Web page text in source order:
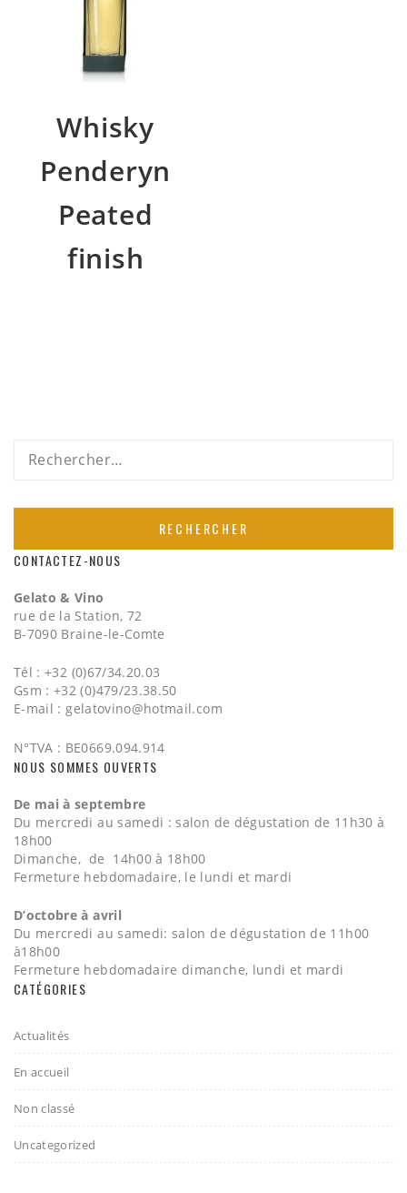
Whisky
Penderyn
Peated
finish
Rechercher :
CONTACTEZ-NOUS
Gelato & Vino
rue de la Station, 72
B-7090 Braine-le-Comte
Tél : +32 (0)67/34.20.03
Gsm : +32 (0)479/23.38.50
E-mail :gelatovino@hotmail.com
N°TVA : BE0669.094.914
NOUS SOMMES OUVERTS
De mai à septembre
Du mercredi au samedi : salon de dégustation de 11h30 à
18h00
Dimanche, de 14h00 à 18h00
Fermeture hebdomadaire, le lundi et mardi
D’octobre à avril
Du mercredi au samedi: salon de dégustation de 11h00
à18h00
Fermeture hebdomadaire dimanche, lundi et mardi
CATÉGORIES
Actualités
En accueil
Non classé
Uncategorized